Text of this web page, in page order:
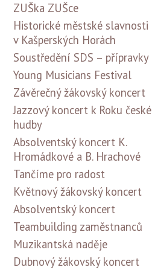
ZUŠka ZUŠce
Historické městské slavnosti
v Kašperských Horách
Soustředění SDS – přípravky
Young Musicians Festival
Závěrečný žákovský koncert
Jazzový koncert k Roku české
hudby
Absolventský koncert K.
Hromádkové a B. Hrachové
Tančíme pro radost
Květnový žákovský koncert
Absolventský koncert
Teambuilding zaměstnanců
Muzikantská naděje
Dubnový žákovský koncert